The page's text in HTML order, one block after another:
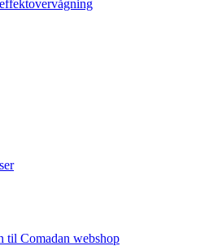
til Comadan webshop